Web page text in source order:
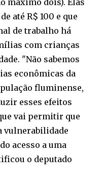
até R$ 100 e que
de trabalho há
com crianças
"Não sabemos
econômicas da
fluminense,
esses efeitos
vai permitir que
vulnerabilidade
acesso a uma
o deputado